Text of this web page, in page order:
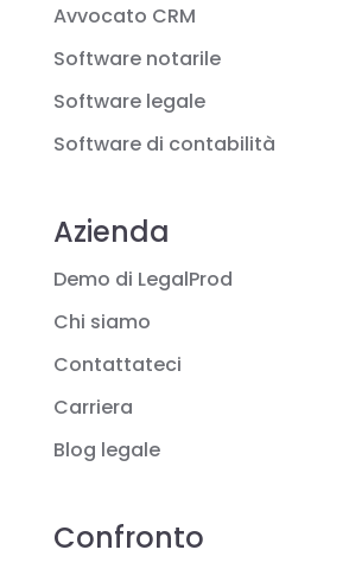
Avvocato CRM
Software notarile
Software legale
Software di contabilità
Azienda
Demo di LegalProd
Chi siamo
Contattateci
Carriera
Blog legale
Confronto